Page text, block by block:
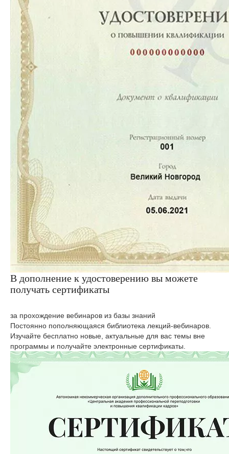
В дополнение к удостоверению вы можете
получать сертификаты
за прохождение вебинаров из базы знаний
Постоянно пополняющаяся библиотека лекций-вебинаров.
Изучайте бесплатно новые, актуальные для вас темы вне
программы и получайте электронные сертификаты.